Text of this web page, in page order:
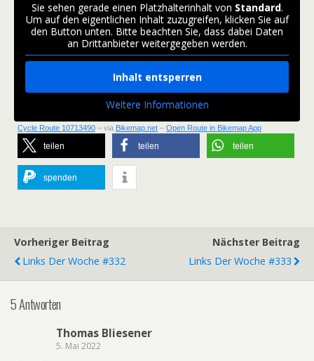
Sie sehen gerade einen Platzhalterinhalt von Standard.
Um auf den eigentlichen Inhalt zuzugreifen, klicken Sie auf
den Button unten. Bitte beachten Sie, dass dabei Daten
an Drittanbieter weitergegeben werden.
Inhalt entsperren
Weitere Informationen
Cycle Route 10713490 – via Bikemap.net – Open Route in Bikemap App
teilen teilen teilen
spenden
Vorheriger Beitrag
Links Der Woche #332
Nächster Beitrag
Links Der Woche #333
5 Antworten
Thomas Bliesener
5. Mai 2022